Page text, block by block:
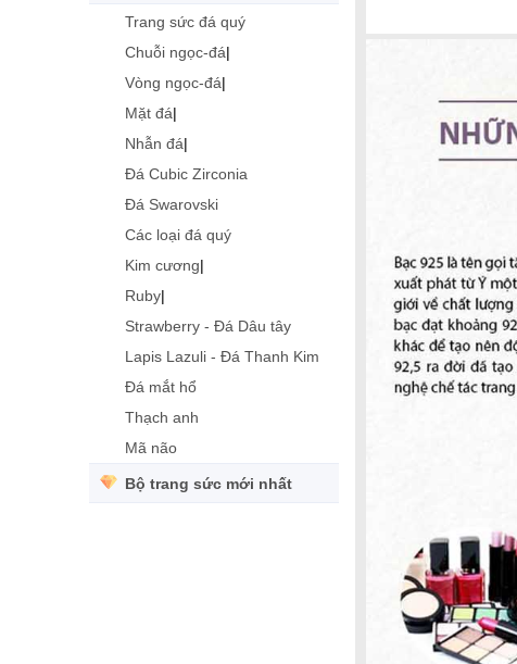
Trang sức đá quý
Chuỗi ngọc-đá|
Vòng ngọc-đá|
Mặt đá|
Nhẫn đá|
Đá Cubic Zirconia
Đá Swarovski
Các loại đá quý
Kim cương|
Ruby|
Strawberry - Đá Dâu tây
Lapis Lazuli - Đá Thanh Kim
Đá mắt hổ
Thạch anh
Mã não
Bộ trang sức mới nhất